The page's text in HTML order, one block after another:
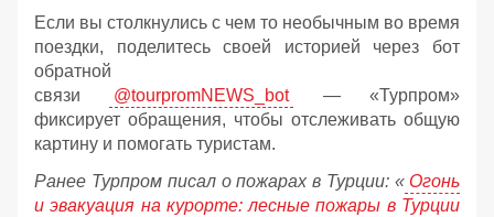
Если вы столкнулись с чем то необычным во время
поездки, поделитесь своей историей через бот
обратной
связи
@tourpromNEWS_bot
— «Турпром»
фиксирует обращения, чтобы отслеживать общую
картину и помогать туристам.
Ранее Турпром писал о пожарах в Турции: « Огонь
и эвакуация на курорте: лесные пожары в Турции